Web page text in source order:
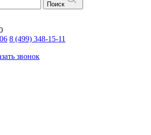
Поиск
8 (499) 348-15-11
звонок